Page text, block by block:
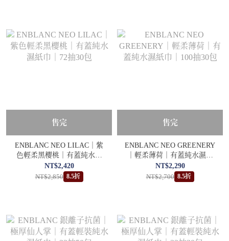
售完
ENBLANC NEO LILAC｜紫
色輕柔黑櫻桃｜有蓋純水濕
紙巾｜72抽30包
NT$2,420
NT$2,850 8.5折
售完
ENBLANC NEO GREENERY
｜輕柔薄荷｜有蓋純水濕紙
巾｜100抽30包
NT$2,290
NT$2,700 8.5折